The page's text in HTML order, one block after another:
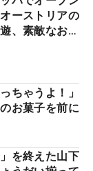
ーストリアの
、素敵なお土
ちゃうよ！」
お菓子を前に
を終えた山下